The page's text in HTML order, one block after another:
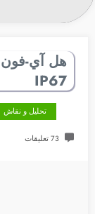
IP67
تحليل و نقاش
73 تعليقات